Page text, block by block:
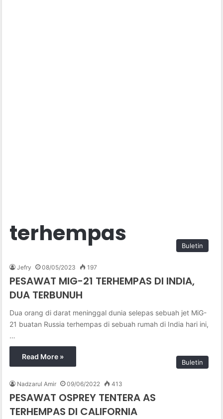
terhempas Buletin
Jefry 08/05/2023 197
PESAWAT MIG-21 TERHEMPAS DI INDIA,
DUA TERBUNUH
Dua orang di darat meninggal dunia selepas sebuah jet MiG-
21 buatan Russia terhempas di sebuah rumah di India hari ini,
…
Read More »
Buletin
Nadzarul Amir 09/06/2022 413
PESAWAT OSPREY TENTERA AS
TERHEMPAS DI CALIFORNIA